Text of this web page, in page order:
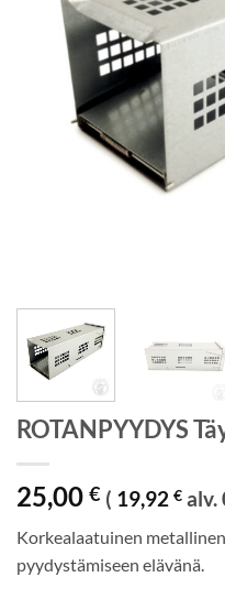
ROTANPYYDYS
25,00 € ( 19,92 € alv.
Korkealaatuinen
pyydystämiseen elävänä.